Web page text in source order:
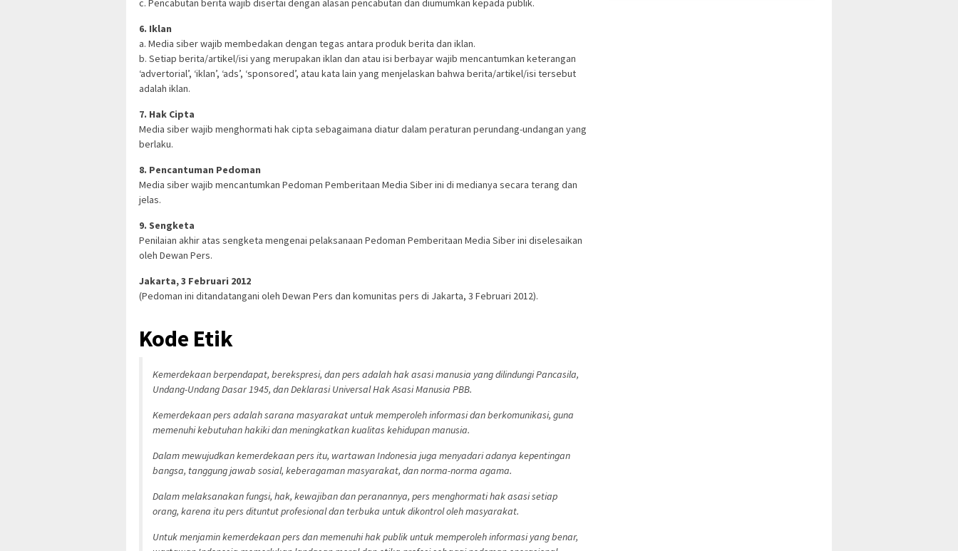
6. Iklan
a. Media siber wajib membedakan dengan tegas antara produk berita dan iklan.
b. Setiap berita/artikel/isi yang merupakan iklan dan atau isi berbayar wajib mencantumkan keterangan
‘advertorial’, ‘iklan’, ‘ads’, ‘sponsored’, atau kata lain yang menjelaskan bahwa berita/artikel/isi tersebut
adalah iklan.
7. Hak Cipta
Media siber wajib menghormati hak cipta sebagaimana diatur dalam peraturan perundang-undangan yang
berlaku.
8. Pencantuman Pedoman
Media siber wajib mencantumkan Pedoman Pemberitaan Media Siber ini di medianya secara terang dan
jelas.
9. Sengketa
Penilaian akhir atas sengketa mengenai pelaksanaan Pedoman Pemberitaan Media Siber ini diselesaikan
oleh Dewan Pers.
Jakarta, 3 Februari 2012
(Pedoman ini ditandatangani oleh Dewan Pers dan komunitas pers di Jakarta, 3 Februari 2012).
Kode Etik
Kemerdekaan berpendapat, berekspresi, dan pers adalah hak asasi manusia yang dilindungi Pancasila,
Undang-Undang Dasar 1945, dan Deklarasi Universal Hak Asasi Manusia PBB.
Kemerdekaan pers adalah sarana masyarakat untuk memperoleh informasi dan berkomunikasi, guna
memenuhi kebutuhan hakiki dan meningkatkan kualitas kehidupan manusia.
Dalam mewujudkan kemerdekaan pers itu, wartawan Indonesia juga menyadari adanya kepentingan
bangsa, tanggung jawab sosial, keberagaman masyarakat, dan norma-norma agama.
Dalam melaksanakan fungsi, hak, kewajiban dan peranannya, pers menghormati hak asasi setiap
orang, karena itu pers dituntut profesional dan terbuka untuk dikontrol oleh masyarakat.
Untuk menjamin kemerdekaan pers dan memenuhi hak publik untuk memperoleh informasi yang benar,